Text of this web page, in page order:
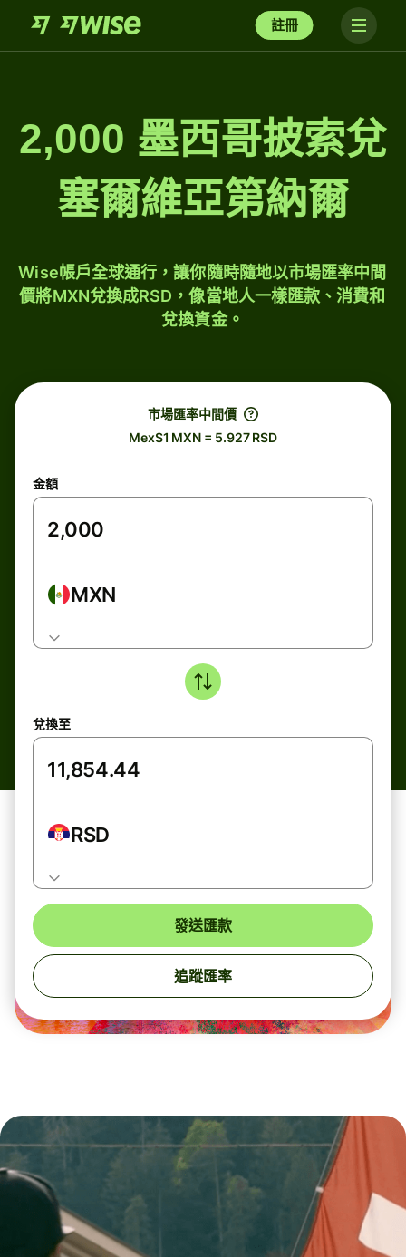
註冊
2,000 墨西哥披索兌
塞爾維亞第納爾
Wise帳戶全球通行，讓你隨時隨地以市場匯率中間
價將MXN兌換成RSD，像當地人一樣匯款、消費和
兌換資金。
市場匯率中間價
Mex$1 MXN = 5.927 RSD
金額
MXN
兌換至
RSD
發送匯款
追蹤匯率